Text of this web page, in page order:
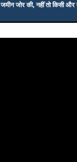
जोर की, नहीं तो किसी और